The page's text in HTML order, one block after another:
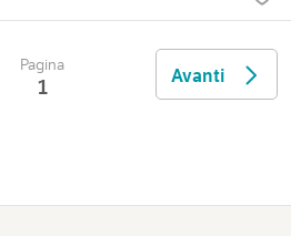
Pagina
1 Avanti